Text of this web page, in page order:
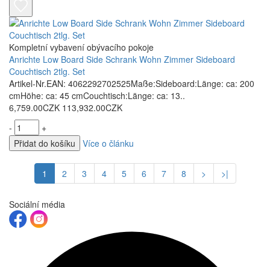
Kompletní vybavení obývacího pokoje
Anrichte Low Board Side Schrank Wohn Zimmer Sideboard
Couchtisch 2tlg. Set
Artikel-Nr.EAN: 4062292702525Maße:Sideboard:Länge: ca: 200
cmHöhe: ca: 45 cmCouchtisch:Länge: ca: 13..
6,759.00CZK 113,932.00CZK
-
+
Přidat do košíku
Více o článku
1 2 3 4 5 6 7 8 > >|
Sociální média